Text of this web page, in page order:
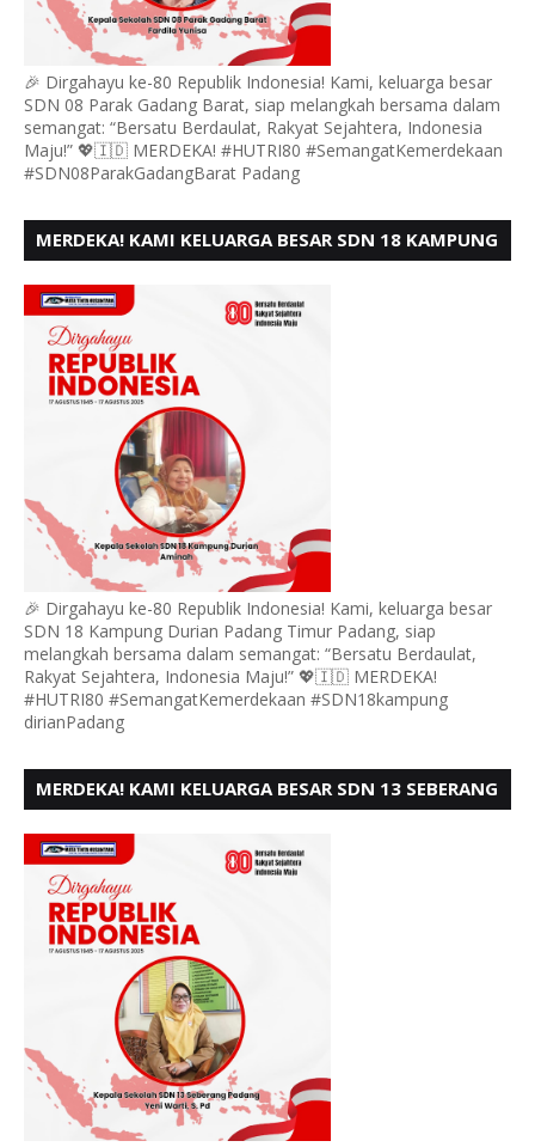
🎉 Dirgahayu ke-80 Republik Indonesia! Kami, keluarga besar
SDN 08 Parak Gadang Barat, siap melangkah bersama dalam
semangat: “Bersatu Berdaulat, Rakyat Sejahtera, Indonesia
Maju!” 💖🇮🇩 MERDEKA! #HUTRI80 #SemangatKemerdekaan
#SDN08ParakGadangBarat Padang
MERDEKA! KAMI KELUARGA BESAR SDN 18 KAMPUNG
🎉 Dirgahayu ke-80 Republik Indonesia! Kami, keluarga besar
SDN 18 Kampung Durian Padang Timur Padang, siap
melangkah bersama dalam semangat: “Bersatu Berdaulat,
Rakyat Sejahtera, Indonesia Maju!” 💖🇮🇩 MERDEKA!
#HUTRI80 #SemangatKemerdekaan #SDN18kampung
dirianPadang
MERDEKA! KAMI KELUARGA BESAR SDN 13 SEBERANG